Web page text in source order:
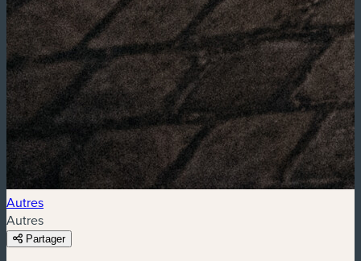
Autres
Autres
Partager